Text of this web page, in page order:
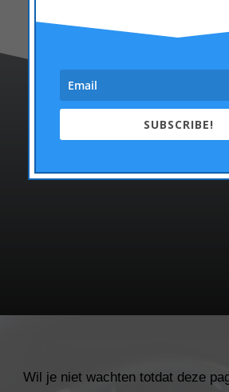
Wil je niet wachten totdat deze
SUBSCRIBE!